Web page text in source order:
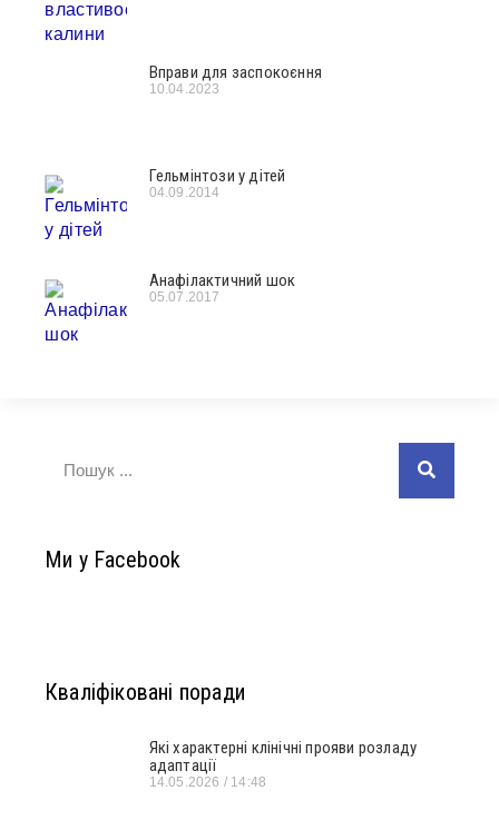
Вправи для заспокоєння
10.04.2023
Гельмінтози у дітей
04.09.2014
Анафілактичний шок
05.07.2017
Ми у Facebook
Кваліфіковані поради
Які характерні клінічні прояви розладу
адаптації
14.05.2026 14:48